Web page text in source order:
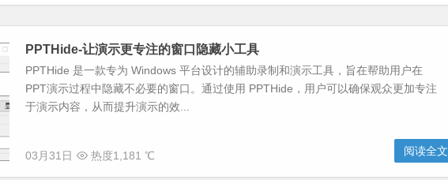
PPTHide-让演示更专注的窗口隐藏小工具
PPTHide 是一款专为 Windows 平台设计的辅助录制和演示工具，旨在帮助用户在
PPT演示过程中隐藏不必要的窗口。通过使用 PPTHide，用户可以确保观众更加专注
于演示内容，从而提升演示的效...
03月31日 热度1,181 ℃ 阅读全文